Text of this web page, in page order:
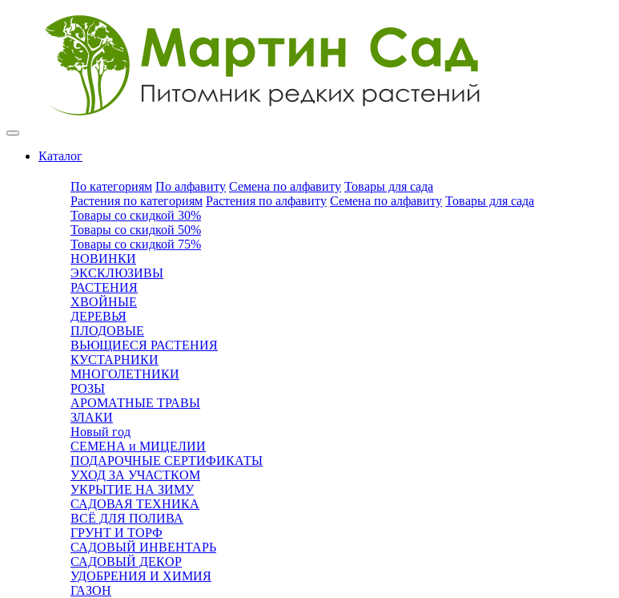
Каталог
По категориям По алфавиту Семена по алфавиту Товары для сада
Растения по категориям Растения по алфавиту Семена по алфавиту Товары для сада
Товары со скидкой 30%
Товары со скидкой 50%
Товары со скидкой 75%
НОВИНКИ
ЭКСКЛЮЗИВЫ
РАСТЕНИЯ
ХВОЙНЫЕ
ДЕРЕВЬЯ
ПЛОДОВЫЕ
ВЬЮЩИЕСЯ РАСТЕНИЯ
КУСТАРНИКИ
МНОГОЛЕТНИКИ
РОЗЫ
АРОМАТНЫЕ ТРАВЫ
ЗЛАКИ
Новый год
СЕМЕНА и МИЦЕЛИИ
ПОДАРОЧНЫЕ СЕРТИФИКАТЫ
УХОД ЗА УЧАСТКОМ
УКРЫТИЕ НА ЗИМУ
САДОВАЯ ТЕХНИКА
ВСЁ ДЛЯ ПОЛИВА
ГРУНТ И ТОРФ
САДОВЫЙ ИНВЕНТАРЬ
САДОВЫЙ ДЕКОР
УДОБРЕНИЯ И ХИМИЯ
ГАЗОН